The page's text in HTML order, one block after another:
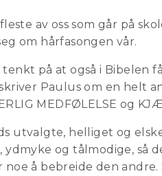
av oss som går på
om hårfasongen vår.
på at også i Bibelen
Paulus om en helt
MEDFØLELSE og
utvalgte, helliget og
ydmyke og tålmodige, så
noe å bebreide den